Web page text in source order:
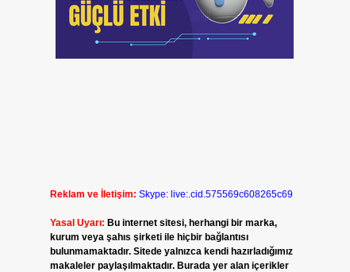
Reklam ve İletişim: Skype: live:.cid.575569c608265c69
Yasal Uyarı: Bu internet sitesi, herhangi bir marka,
kurum veya şahıs şirketi ile hiçbir bağlantısı
bulunmamaktadır. Sitede yalnızca kendi hazırladığımız
makaleler paylaşılmaktadır. Burada yer alan içerikler